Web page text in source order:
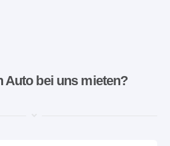
Auto bei uns mieten?